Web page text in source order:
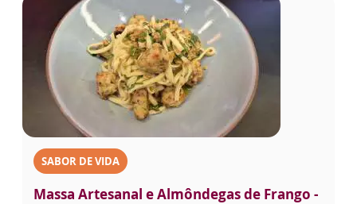
SABOR DE VIDA
Massa Artesanal e Almôndegas de Frango -